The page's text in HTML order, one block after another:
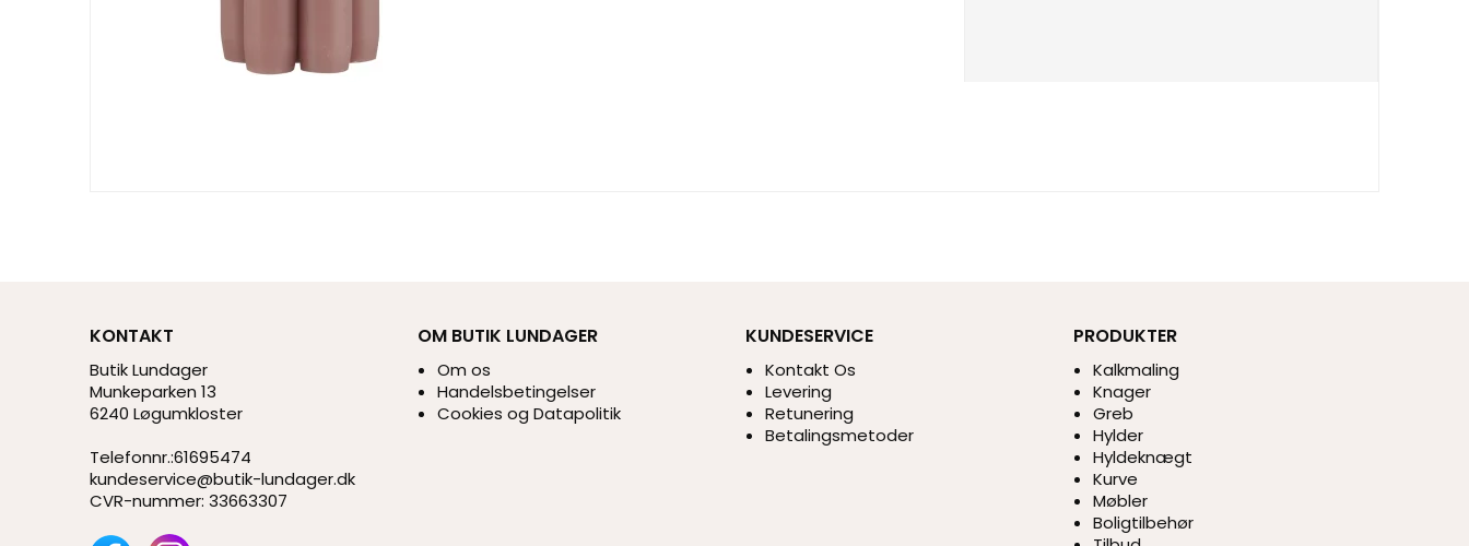
KONTAKT
Butik Lundager
Munkeparken 13
6240 Løgumkloster
Telefonnr.:61695474
kundeservice@butik-lundager.dk
CVR-nummer: 33663307
OM BUTIK LUNDAGER
Om os
Handelsbetingelser
Cookies og Datapolitik
KUNDESERVICE
Kontakt Os
Levering
Retunering
Betalingsmetoder
PRODUKTER
Kalkmaling
Knager
Greb
Hylder
Hyldeknægt
Kurve
Møbler
Boligtilbehør